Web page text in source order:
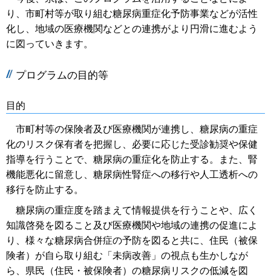
り、市町村等が取り組む糖尿病重症化予防事業などが活性
化し、地域の医療機関などとの連携がより円滑に進むよう
に図っていきます。
プログラムの目的等
目的
市町村等の保険者及び医療機関が連携し、糖尿病の重症
化のリスク保有者を把握し、必要に応じた受診勧奨や保健
指導を行うことで、糖尿病の重症化を防止する。また、腎
機能悪化に留意し、糖尿病性腎症への移行や人工透析への
移行を防止する。
糖尿病の重症度を踏まえて情報提供を行うことや、広く
知識啓発を図ること及び医療機関や地域の連携の促進によ
り、様々な糖尿病合併症の予防を図ると共に、住民（被保
険者）が自ら取り組む「未病改善」の視点も生かしなが
ら、県民（住民・被保険者）の糖尿病リスクの低減を図